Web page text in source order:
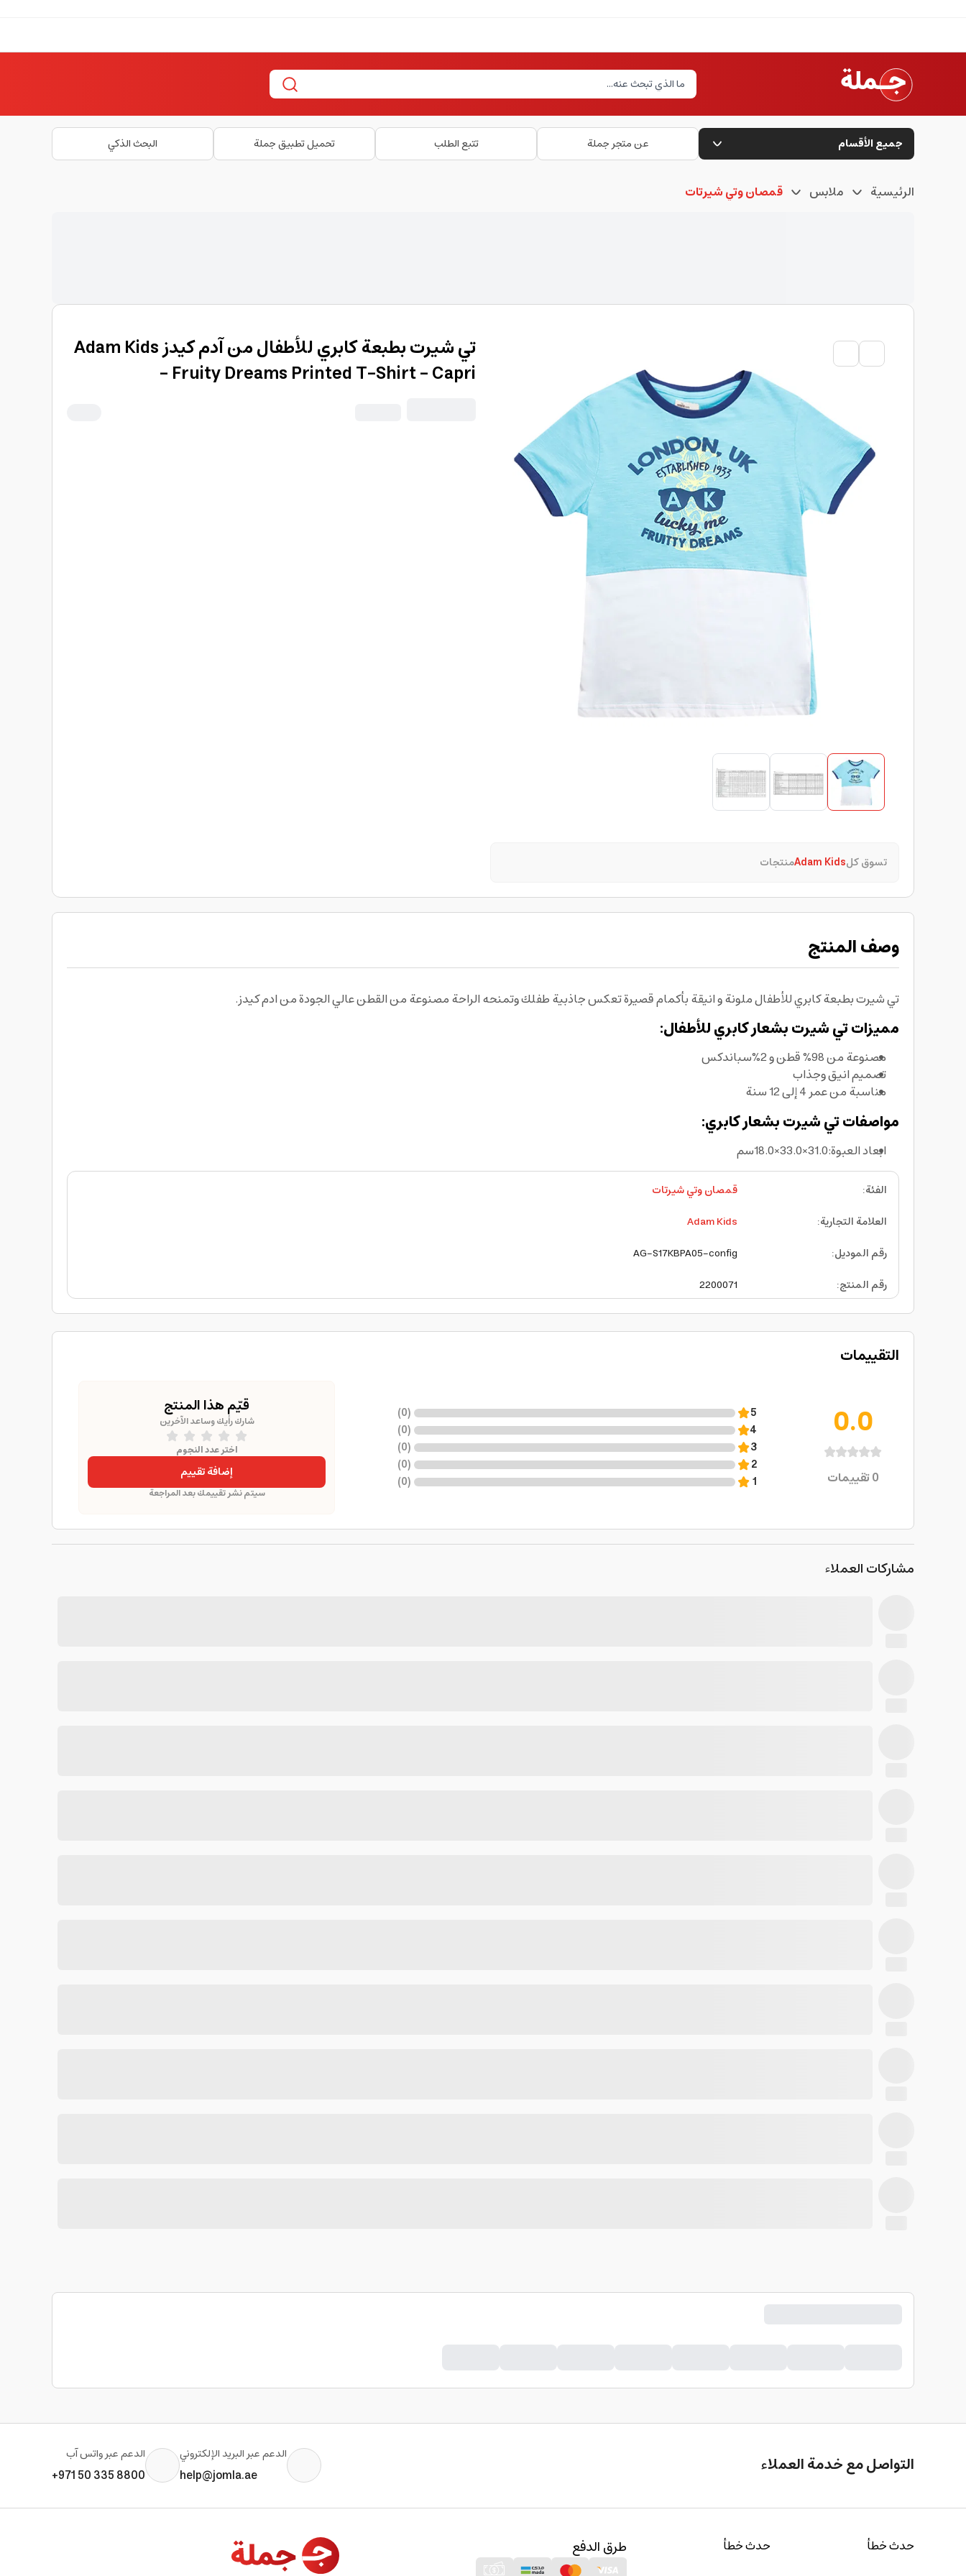
جميع الأقسام عن متجر جملة تتبع الطلب تحميل تطبيق جملة البحث الذكي
الرئيسية ملابس قمصان وتي شيرتات
تسوق كلAdam Kidsمنتجات
تي شيرت بطبعة كابري للأطفال من آدم كيدز Adam Kids
- Fruity Dreams Printed T-Shirt - Capri
وصف المنتج
تي شيرت بطبعة كابري للأطفال ملونة و انيقة بأكمام قصيرة تعكس جاذبية طفلك وتمنحه الراحة مصنوعة من القطن عالي الجودة من ادم كيدز.
مميزات تي شيرت بشعار كابري للأطفال:
مصنوعة من 98% قطن و 2%سباندكس
تصميم انيق وجذاب
مناسبة من عمر 4 إلى 12 سنة
مواصفات تي شيرت بشعار كابري:
ابعاد العبوة:31.0×33.0×18.0سم
الفئة:
قمصان وتي شيرتات
العلامة التجارية:
Adam Kids
رقم الموديل:
AG-S17KBPA05-config
رقم المنتج:
2200071
التقييمات
0.0
0تقييمات
5
(
0
)
4
(
0
)
3
(
0
)
2
(
0
)
1
(
0
)
قيّم هذا المنتج
شارك رأيك وساعد الآخرين
اختر عدد النجوم
إضافة تقييم
سيتم نشر تقييمك بعد المراجعة
مشاركات العملاء
التواصل مع خدمة العملاء الدعم عبر البريد الإلكتروني
help@jomla.ae
الدعم عبر واتس آب
+971 50 335 8800
حدث خطأ حدث خطأ طرق الدفع